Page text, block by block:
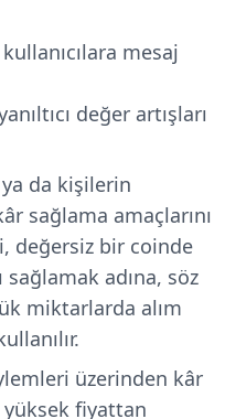
mesaj
değer artışları
da kişilerin
sağlama amaçlarını
değersiz bir coinde
sağlamak adına, söz
miktarlarda alım
üzerinden kâr
fiyattan